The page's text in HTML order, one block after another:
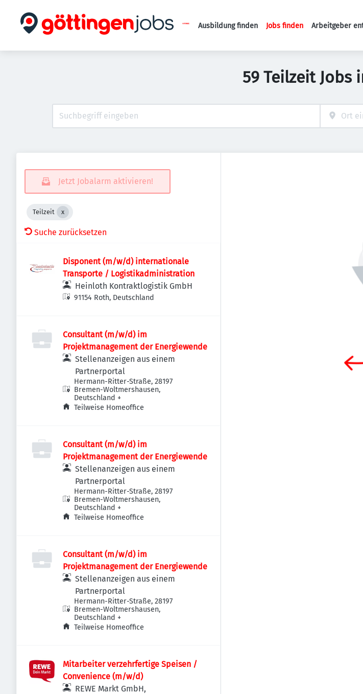
Haupt-
Ausbildung finden Jobs finden Arbeitgeber
59 Teilzeit Jobs
Jetzt Jobalarm aktivieren!
Teilzeit
Suche zurücksetzen
Disponent (m/w/d) internationale
Transporte / Logistikadministration
Heinloth Kontraktlogistik GmbH
91154 Roth, Deutschland
Consultant (m/w/d) im
Projektmanagement der Energiewende
Stellenanzeigen aus einem
Partnerportal
Hermann-Ritter-Straße, 28197
Bremen-Woltmershausen,
Deutschland +
Teilweise Homeoffice
Consultant (m/w/d) im
Projektmanagement der Energiewende
Stellenanzeigen aus einem
Partnerportal
Hermann-Ritter-Straße, 28197
Bremen-Woltmershausen,
Deutschland +
Teilweise Homeoffice
Consultant (m/w/d) im
Projektmanagement der Energiewende
Stellenanzeigen aus einem
Partnerportal
Hermann-Ritter-Straße, 28197
Bremen-Woltmershausen,
Deutschland +
Teilweise Homeoffice
Mitarbeiter verzehrfertige Speisen /
Convenience (m/w/d)
REWE Markt GmbH,